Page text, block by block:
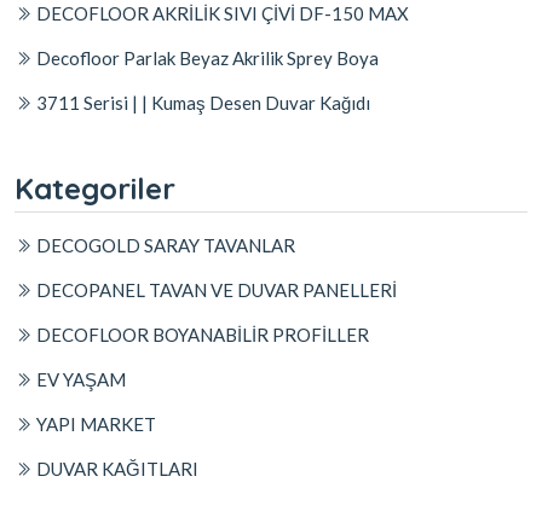
DECOFLOOR AKRİLİK SIVI ÇİVİ DF-150 MAX
Decofloor Parlak Beyaz Akrilik Sprey Boya
3711 Serisi | | Kumaş Desen Duvar Kağıdı
Kategoriler
DECOGOLD SARAY TAVANLAR
DECOPANEL TAVAN VE DUVAR PANELLERİ
DECOFLOOR BOYANABİLİR PROFİLLER
EV YAŞAM
YAPI MARKET
DUVAR KAĞITLARI